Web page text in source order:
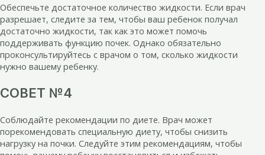
Обеспечьте достаточное количество жидкости. Если врач
разрешает, следите за тем, чтобы ваш ребенок получал
достаточно жидкости, так как это может помочь
поддерживать функцию почек. Однако обязательно
проконсультируйтесь с врачом о том, сколько жидкости
нужно вашему ребенку.
СОВЕТ №4
Соблюдайте рекомендации по диете. Врач может
порекомендовать специальную диету, чтобы снизить
нагрузку на почки. Следуйте этим рекомендациям, чтобы